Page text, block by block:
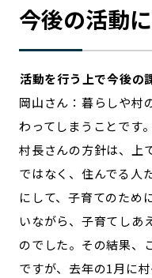
今後の活動
―――活動を行う上で今後
岡山さん：暮らしや村
わってしまうことです
村長さんの方針は、上
ではなく、住んでる人
にして、子育てのため
いながら、子育てしあ
のでした。その結果、
ですが、去年の1月に